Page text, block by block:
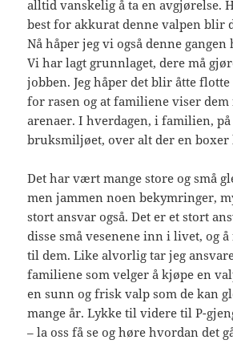
alltid vanskelig å ta en avgjørelse.
best for akkurat denne valpen blir
Nå håper jeg vi også denne
Vi har lagt grunnlaget, dere må
jobben. Jeg håper det blir åtte
for rasen og at familiene viser dem
arenaer. I hverdagen, i familien,
bruksmiljøet, over alt der en
Det har vært mange store og små
men jammen noen bekymringer,
stort ansvar også. Det er et stort
disse små vesenene inn i livet, og
til dem. Like alvorlig tar jeg
familiene som velger å kjøpe en
en sunn og frisk valp som de kan
mange år. Lykke til videre til P-
– la oss få se og høre hvordan det